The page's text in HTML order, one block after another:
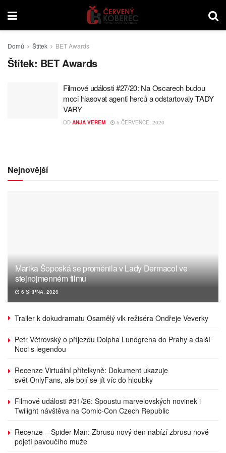
Domů Štítek BET Awards
Štítek: BET Awards
Filmové události #27/20: Na Oscarech budou
moci hlasovat agenti herců a odstartovaly TADY
VARY
OD ANJA VEREM 5 ČERVENCE, 2020
Nejnovější
Marika Šoposká se proměnila v Lady Dermacol ve
stejnojmenném filmu
6 SRPNA, 2026
Trailer k dokudramatu Osamělý vlk režiséra Ondřeje Veverky
Petr Větrovský o příjezdu Dolpha Lundgrena do Prahy a další
Noci s legendou
Recenze Virtuální přítelkyně: Dokument ukazuje
svět OnlyFans, ale bojí se jít víc do hloubky
Filmové události #31/26: Spoustu marvelovských novinek i
Twilight návštěva na Comic-Con Czech Republic
Recenze – Spider-Man: Zbrusu nový den nabízí zbrusu nové
pojetí pavoučího muže